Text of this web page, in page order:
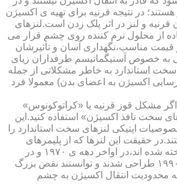
هستند؛ در نتیجه قرنیه برای تهیه ی اکسیژن
قرنیه و لنز در اثر پلک زدن است.لنزهای
از محلول نرم کننده روی چشم قرار می
قیمت مناسب،نگهداری آسان و تأثیرشان
به خصوص آستیگماتیسم طرفداران زیای
سخت استاندارد به خاطر مشکلاتی از جمله
اکسیژن به اعضای بدن) معمولا فرد
مشکل قوز قرنیه یا «کراتوکونوس»
سخت نافذ اکسیژن» استفاده کنید.این
اپتیکی لنزهای سخت استاندارد را
حقیقت این لنزها که از پلیمرهای
نفوذپذیر به اکسیژن ساخته شده اند،در اواخر دهه ی ۱۹۷۰ و در
طول دهه های ۱۹۸۰ و ۱۹۹۰ طراحی شدند و توانستند نقص بزرگ
محدودیت انتقال اکسیژن به چشم